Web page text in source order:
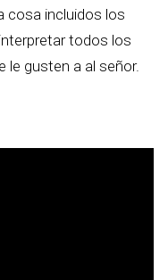
cosa incluidos los
todos los
le gusten a al señor.